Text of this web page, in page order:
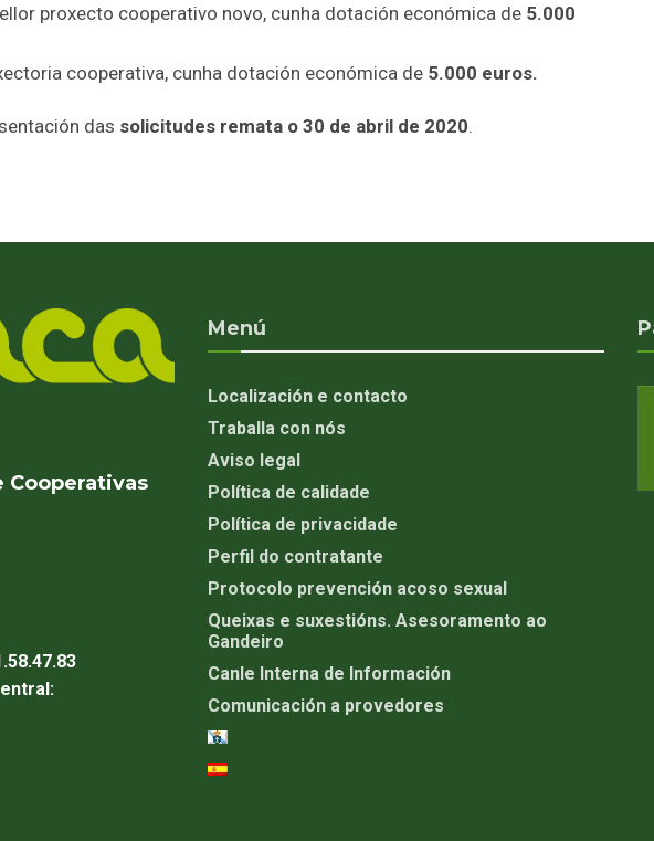
proxecto cooperativo novo, cunha dotación económica de 5.000
cooperativa, cunha dotación económica de 5.000 euros.
das solicitudes remata o 30 de abril de 2020.
Cooperativas
Menú
Localización e contacto
Traballa con nós
Aviso legal
Política de calidade
Política de privacidade
Perfil do contratante
Protocolo prevención acoso sexual
Queixas e suxestións. Asesoramento ao
Gandeiro
Canle Interna de Información
Comunicación a provedores